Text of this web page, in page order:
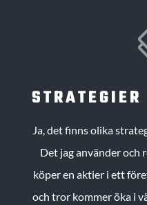
Ja, det finns olika
Det jag använder och
köper en aktier i ett
och tror kommer öka i